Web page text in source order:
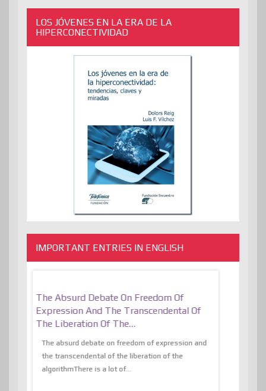
LOS JÓVENES EN LA ERA DE LA
HIPERCONECTIVIDAD
IMPORTANT ENTRIES IN ENGLISH
The Absurd Debate On Freedom Of
Expression And The Transcendental Of
The Liberation Of The…
The absurd debate on freedom of expression and
the transcendental of the liberation of the
algorithmThere is a lot of...